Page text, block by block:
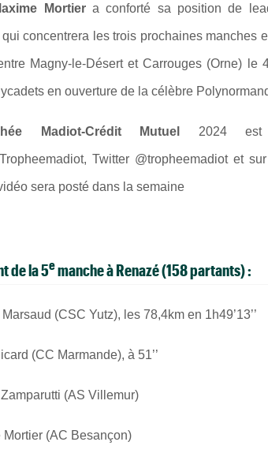
Mortiera conforté sa position de
concentrera les trois prochaines manches
Magny-le-Désert et Carrouges (Orne) le
en ouverture de la célèbre
Madiot-Crédit Mutuel 2024 est
Twitter @tropheemadiot et
sera posté dans la semaine
de la 5emanche à Renazé (158 partants) :
(CSC Yutz), les 78,4km en 1h49’13’’
(CC Marmande), à 51’’
(AS Villemur)
(AC Besançon)